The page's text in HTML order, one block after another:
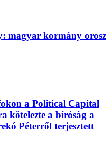
magyar kormány orosz
a Political Capital
kötelezte a bíróság a
Péterről terjesztett